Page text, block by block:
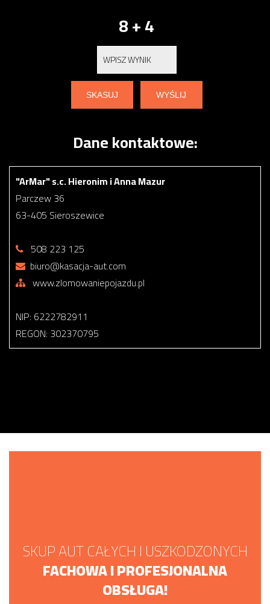
8 + 4
Dane kontaktowe:
"ArMar" s.c. Hieronim i Anna Mazur
Parczew 36
63-405 Sieroszewice
508 223 125
biuro@kasacja-aut.com
www.zlomowaniepojazdu.pl
NIP: 6222782911
REGON: 302370795
SKUP AUT CAŁYCH I USZKODZONYCH
FACHOWA I PROFESJONALNA
OBSŁUGA!